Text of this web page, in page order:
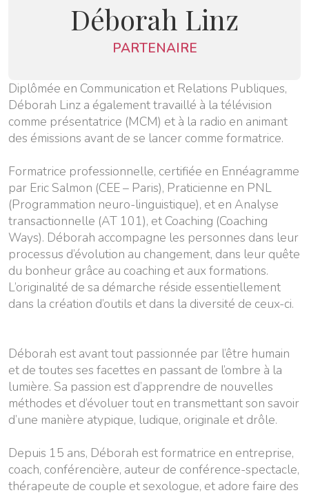
Déborah Linz
PARTENAIRE
Diplômée en Communication et Relations Publiques,
Déborah Linz a également travaillé à la télévision
comme présentatrice (MCM) et à la radio en animant
des émissions avant de se lancer comme formatrice.
Formatrice professionnelle, certifiée en Ennéagramme
par Eric Salmon (CEE – Paris), Praticienne en PNL
(Programmation neuro-linguistique), et en Analyse
transactionnelle (AT 101), et Coaching (Coaching
Ways). Déborah accompagne les personnes dans leur
processus d’évolution au changement, dans leur quête
du bonheur grâce au coaching et aux formations.
L’originalité de sa démarche réside essentiellement
dans la création d’outils et dans la diversité de ceux-ci.
Déborah est avant tout passionnée par l’être humain
et de toutes ses facettes en passant de l’ombre à la
lumière. Sa passion est d’apprendre de nouvelles
méthodes et d’évoluer tout en transmettant son savoir
d’une manière atypique, ludique, originale et drôle.
Depuis 15 ans, Déborah est formatrice en entreprise,
coach, conférencière, auteur de conférence-spectacle,
thérapeute de couple et sexologue, et adore faire des